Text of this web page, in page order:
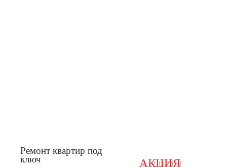
АКЦИЯ
АКЦИЯ
Ремонт квартир под
ключ